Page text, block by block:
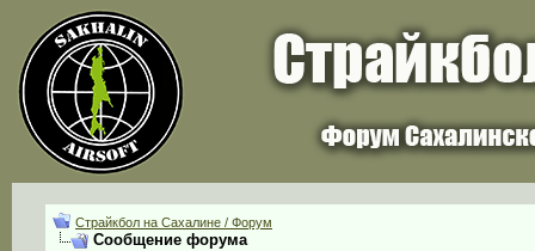
Страйкбол на Сахалине / Форум
Сообщение форума